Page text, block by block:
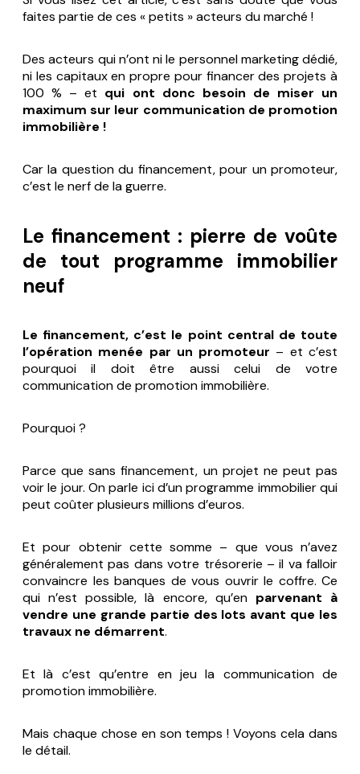
faites partie de ces « petits » acteurs du marché !
Des acteurs qui n’ont ni le personnel marketing dédié,
ni les capitaux en propre pour financer des projets à
100 % – et qui ont donc besoin de miser un
maximum sur leur communication de promotion
immobilière !
Car la question du financement, pour un promoteur,
c’est le nerf de la guerre.
Le financement : pierre de voûte
de tout programme immobilier
neuf
Le financement, c’est le point central de toute
l’opération menée par un promoteur – et c’est
pourquoi il doit être aussi celui de votre
communication de promotion immobilière.
Pourquoi ?
Parce que sans financement, un projet ne peut pas
voir le jour. On parle ici d’un programme immobilier qui
peut coûter plusieurs millions d’euros.
Et pour obtenir cette somme – que vous n’avez
généralement pas dans votre trésorerie – il va falloir
convaincre les banques de vous ouvrir le coffre. Ce
qui n’est possible, là encore, qu’en parvenant à
vendre une grande partie des lots avant que les
travaux ne démarrent.
Et là c’est qu’entre en jeu la communication de
promotion immobilière.
Mais chaque chose en son temps ! Voyons cela dans
le détail.